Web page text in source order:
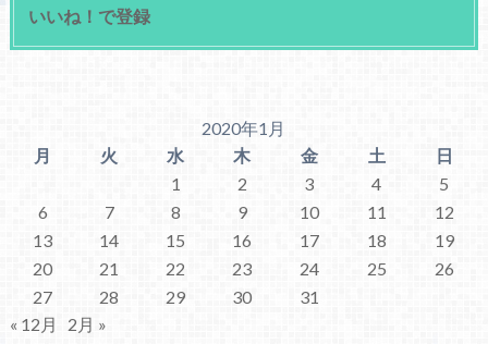
いいね！で登録
2020年1月
月
火 水 木 金 土
日
1
2 3 4
5
6
7 8 9 10 11
12
13
14 15 16 17 18
19
20
21 22 23 24 25
26
27
28 29 30
31
« 12月
2月 »